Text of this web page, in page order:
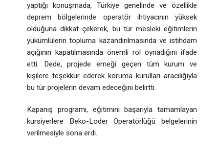
yaptığı konuşmada, Türkiye genelinde ve özellikle
deprem bölgelerinde operatör ihtiyacının yüksek
olduğuna dikkat çekerek, bu tür mesleki eğitimlerin
yükümlülerin topluma kazandırılmasında ve istihdam
açığının kapatılmasında önemli rol oynadığını ifade
etti. Dede, projede emeği geçen tüm kurum ve
kişilere teşekkür ederek koruma kurulları aracılığıyla
bu tür projelerin devam edeceğini belirtti.
Kapanış programı, eğitimini başarıyla tamamlayan
kursiyerlere Beko-Loder Operatörlüğü belgelerinin
verilmesiyle sona erdi.